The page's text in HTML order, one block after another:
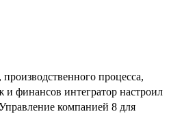
процесса,
и финансов интегратор настроил
компанией 8 для